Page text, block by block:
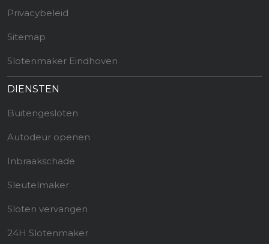
Privacybeleid
Sitemap
Slotenmaker Eindhoven
DIENSTEN
Buitengesloten
Autodeur openen
Inbraakschade
Sleutelmaker
Sloten vervangen
24H Slotenmaker